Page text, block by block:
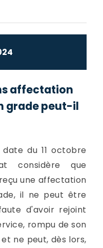
affectation
grade peut-il
du 11 octobre
considère que
une affectation
il ne peut être
d'avoir rejoint
rompu de son
ne peut, dès lors,